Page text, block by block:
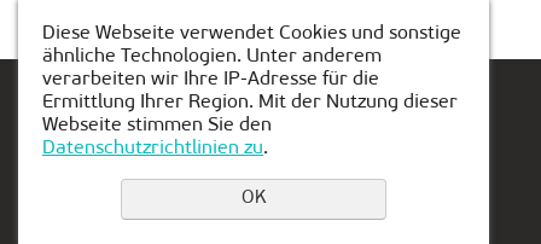
Einen Platz buchen
Diese Webseite verwendet Cookies und sonstige
ähnliche Technologien. Unter anderem
verarbeiten wir Ihre IP-Adresse für die
Ermittlung Ihrer Region. Mit der Nutzung dieser
Webseite stimmen Sie den
Datenschutzrichtlinien zu.
OK